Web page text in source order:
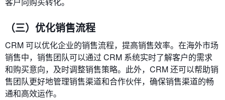
（三）优化销售流程
CRM 可以优化企业的销售流程，提高销售效率。在海外市场
销售中，销售团队可以通过 CRM 系统实时了解客户的需求
和购买意向，及时调整销售策略。此外，CRM 还可以帮助销
售团队更好地管理销售渠道和合作伙伴，确保销售渠道的畅
通和高效运作。